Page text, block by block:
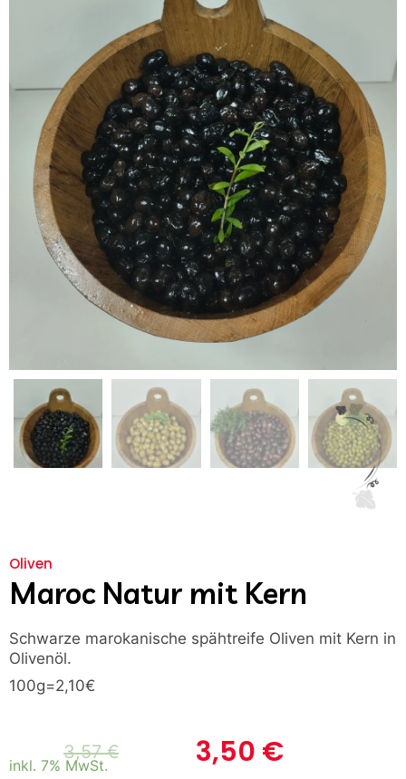
Oliven
Maroc Natur mit Kern
Schwarze marokanische spähtreife Oliven mit Kern in
Olivenöl.
100g=2,10€
3,57€ 3,50 €
inkl. 7% MwSt.